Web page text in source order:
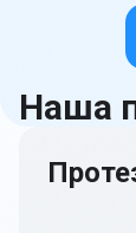
Вакансии
Наша